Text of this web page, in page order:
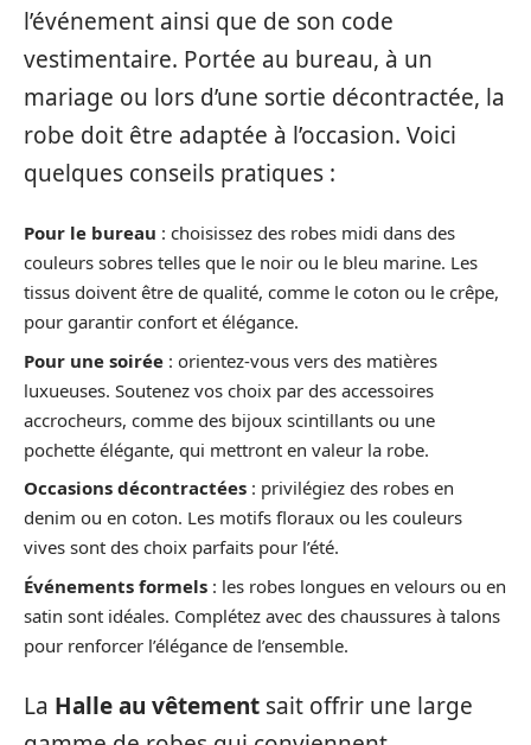
l’événement ainsi que de son code
vestimentaire. Portée au bureau, à un
mariage ou lors d’une sortie décontractée, la
robe doit être adaptée à l’occasion. Voici
quelques conseils pratiques :
Pour le bureau : choisissez des robes midi dans des
couleurs sobres telles que le noir ou le bleu marine. Les
tissus doivent être de qualité, comme le coton ou le crêpe,
pour garantir confort et élégance.
Pour une soirée : orientez-vous vers des matières
luxueuses. Soutenez vos choix par des accessoires
accrocheurs, comme des bijoux scintillants ou une
pochette élégante, qui mettront en valeur la robe.
Occasions décontractées : privilégiez des robes en
denim ou en coton. Les motifs floraux ou les couleurs
vives sont des choix parfaits pour l’été.
Événements formels : les robes longues en velours ou en
satin sont idéales. Complétez avec des chaussures à talons
pour renforcer l’élégance de l’ensemble.
La Halle au vêtement sait offrir une large